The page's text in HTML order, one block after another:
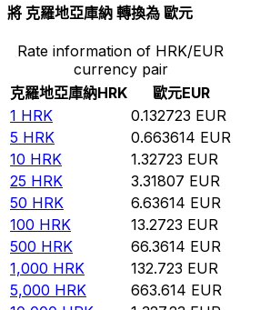
將 克羅地亞庫納 轉換為 歐元
Rate information of HRK/EUR
currency pair
克羅地亞庫納HRK 歐元EUR
1 HRK 0.132723 EUR
5 HRK 0.663614 EUR
10 HRK 1.32723 EUR
25 HRK 3.31807 EUR
50 HRK 6.63614 EUR
100 HRK 13.2723 EUR
500 HRK 66.3614 EUR
1,000 HRK 132.723 EUR
5,000 HRK 663.614 EUR